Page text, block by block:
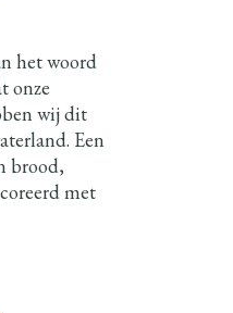
het woord
onze
wij dit
Een
brood,
met